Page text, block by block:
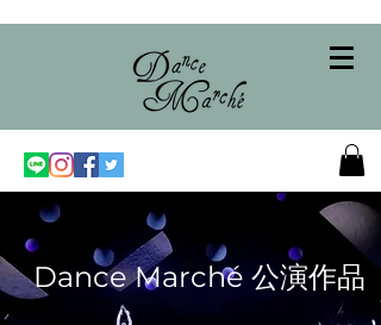
Dance Marché 公演作品